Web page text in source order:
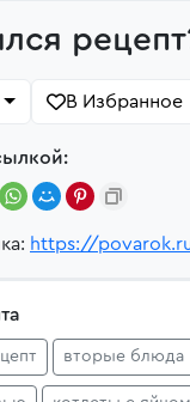
В Избранное
https://
вторые блюда